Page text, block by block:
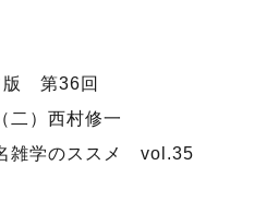
版 第36回
二）西村修一
雑学のススメ vol.35